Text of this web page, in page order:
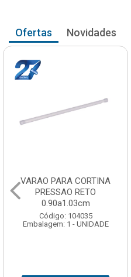
Ofertas Novidades
VARAO PARA CORTINA
PRESSAO RETO
1.05a1.18cm
Código: 104043
Embalagem: 1 - UNIDADE